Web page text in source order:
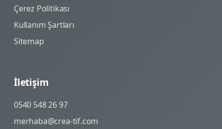
Çerez Politikası
Kullanım Şartları
Sitemap
İletişim
0540 548 26 97
merhaba@crea-tif.com